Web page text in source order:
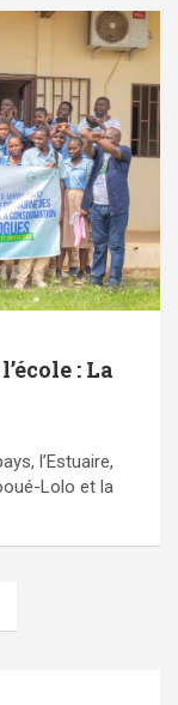
: La
l’Estuaire,
Lolo et la